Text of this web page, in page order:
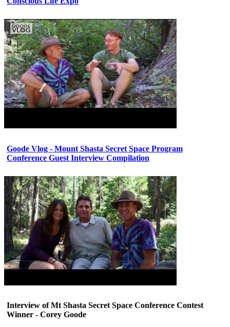
Goode Vlog - Mount Shasta Secret Space Program
Conference Guest Interview Compilation
Interview of Mt Shasta Secret Space Conference Contest
Winner - Corey Goode